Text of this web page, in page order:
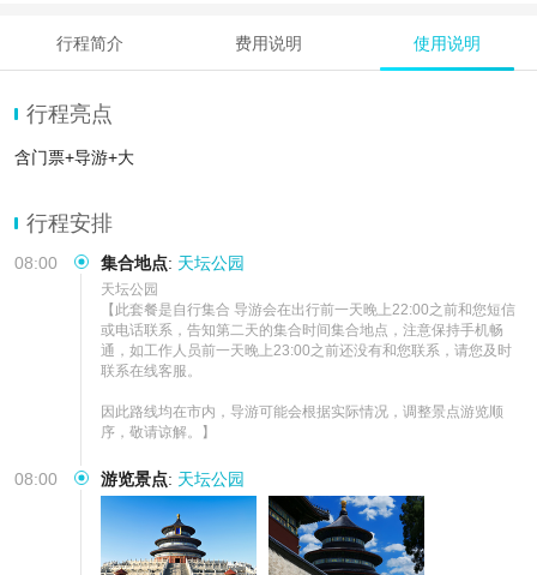
行程简介 费用说明 使用说明
行程亮点
含门票+导游+大
行程安排
08:00 集合地点: 天坛公园
天坛公园
【此套餐是自行集合 导游会在出行前一天晚上22:00之前和您短信
或电话联系，告知第二天的集合时间集合地点，注意保持手机畅
通，如工作人员前一天晚上23:00之前还没有和您联系，请您及时
联系在线客服。
因此路线均在市内，导游可能会根据实际情况，调整景点游览顺
序，敬请谅解。】
08:00 游览景点: 天坛公园